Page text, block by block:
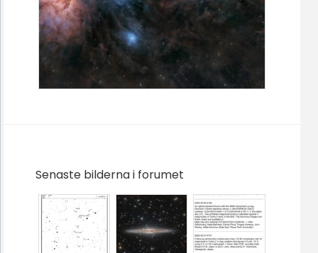
Senaste bilderna i forumet